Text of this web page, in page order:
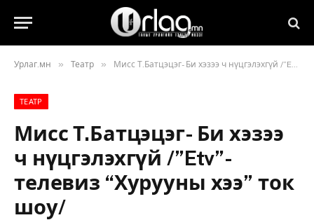
Урлаг.мн » Театр » Мисс Т.Батцэцэг- Би хэзээ ч нүцгэлэхгүй /”Etv”-телевиз “Хурууны хээ” ток шоу/
ТЕАТР
Мисс Т.Батцэцэг- Би хэзээ
ч нүцгэлэхгүй /”Etv”-
телевиз “Хурууны хээ” ток
шоу/